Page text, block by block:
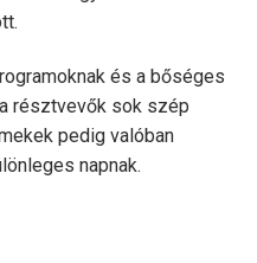
és a bőséges
résztvevők sok szép
pedig valóban
napnak.